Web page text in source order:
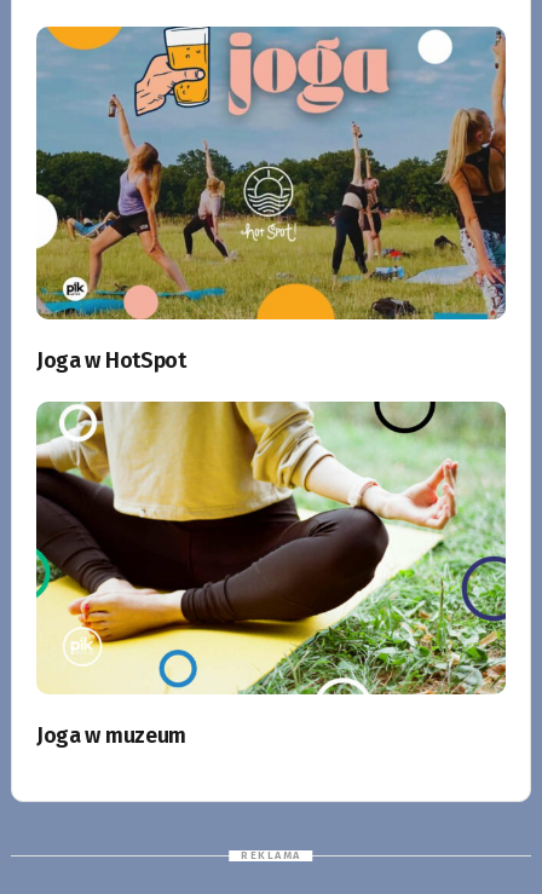
Joga w HotSpot
Joga w muzeum